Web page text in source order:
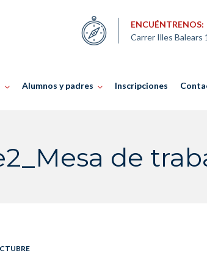
ENCUÉNTRENOS:
Carrer Illes Balears
Alumnos y padres Inscripciones
de